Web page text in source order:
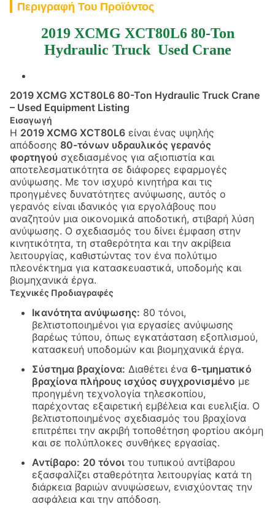
Περιγραφή Του Προϊόντος
2019 XCMG XCT80L6 80-Ton
Hydraulic Truck Used Crane
2019 XCMG XCT80L6 80-Ton Hydraulic Truck Crane
– Used Equipment Listing
Εισαγωγή
Η 2019 XCMG XCT80L6 είναι ένας υψηλής
απόδοσης 80-τόνων υδραυλικός γερανός
φορτηγού σχεδιασμένος για αξιοπιστία και
αποτελεσματικότητα σε διάφορες εφαρμογές
ανύψωσης. Με τον ισχυρό κινητήρα και τις
προηγμένες δυνατότητες ανύψωσης, αυτός ο
γερανός είναι ιδανικός για εργολάβους που
αναζητούν μια οικονομικά αποδοτική, στιβαρή λύση
ανύψωσης. Ο σχεδιασμός του δίνει έμφαση στην
κινητικότητα, τη σταθερότητα και την ακρίβεια
λειτουργίας, καθιστώντας τον ένα πολύτιμο
πλεονέκτημα για κατασκευαστικά, υποδομής και
βιομηχανικά έργα.
Τεχνικές Προδιαγραφές
Ικανότητα ανύψωσης: 80 τόνοι,
βελτιστοποιημένοι για εργασίες ανύψωσης
βαρέως τύπου, όπως εγκατάσταση εξοπλισμού,
κατασκευή υποδομών και βιομηχανικά έργα.
Σύστημα βραχίονα: Διαθέτει ένα 6-τμηματικό
βραχίονα πλήρους ισχύος συγχρονισμένο με
προηγμένη τεχνολογία τηλεσκοπίου,
παρέχοντας εξαιρετική εμβέλεια και ευελιξία. Ο
βελτιστοποιημένος σχεδιασμός του βραχίονα
επιτρέπει την ακριβή τοποθέτηση φορτίου ακόμη
και σε πολύπλοκες συνθήκες εργασίας.
Αντίβαρο: 20 τόνοι του τυπικού αντίβαρου
εξασφαλίζει σταθερότητα λειτουργίας κατά τη
διάρκεια βαριών ανυψώσεων, ενισχύοντας την
ασφάλεια και την απόδοση.